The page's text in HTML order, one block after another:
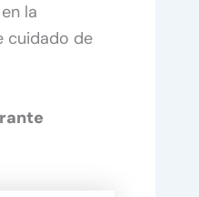
la
cuidado de